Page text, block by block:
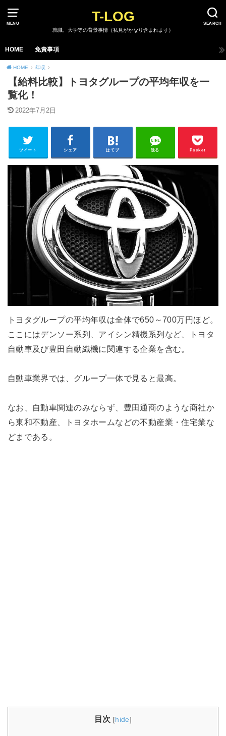
MENU SEARCH
T-LOG
就職、大学等の背景事情（私見がかなり含まれます）
HOME 免責事項
HOME 年収
【給料比較】トヨタグループの平均年収を一
覧化！
2022年7月2日
ツイート シェア はてブ 送る Pocket
トヨタグループの平均年収は全体で650～700万円ほど。
ここにはデンソー系列、アイシン精機系列など、トヨタ
自動車及び豊田自動織機に関連する企業を含む。
自動車業界では、グループ一体で見ると最高。
なお、自動車関連のみならず、豊田通商のような商社か
ら東和不動産、トヨタホームなどの不動産業・住宅業な
どまである。
目次 [hide]